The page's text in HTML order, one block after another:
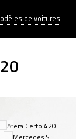
de voitures